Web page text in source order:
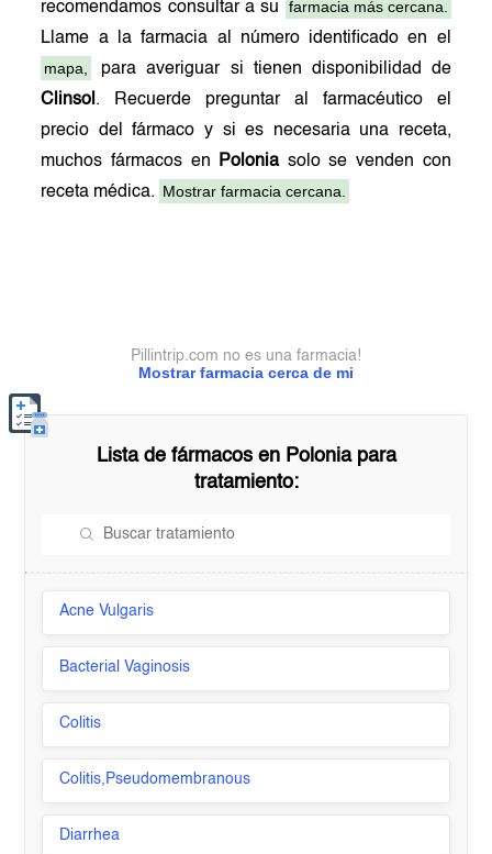
recomendamos consultar a su
farmacia más cercana.
Llame a la farmacia al número identificado en el
mapa,
para averiguar si tienen disponibilidad de
Clinsol . Recuerde preguntar al farmacéutico el
precio del fármaco y si es necesaria una receta,
muchos fármacos en
Poloniasolo se venden con
receta médica. Mostrar farmacia cercana.
Mostrar farmacia cerca de mi
Pillintrip.com no es una farmacia!
Lista de fármacos en Poloniapara
tratamiento:
Acne Vulgaris
Bacterial Vaginosis
Colitis
Colitis,Pseudomembranous
Diarrhea